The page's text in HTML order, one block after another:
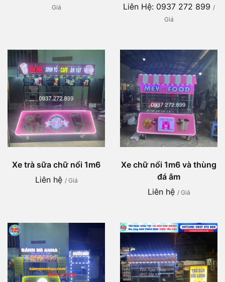
Giá
Liên Hệ: 0937 272 899 /
Giá
Xe trà sữa chữ nổi 1m6
Liên hệ / Giá
Xe chữ nổi 1m6 và thùng
đá âm
Liên hệ / Giá